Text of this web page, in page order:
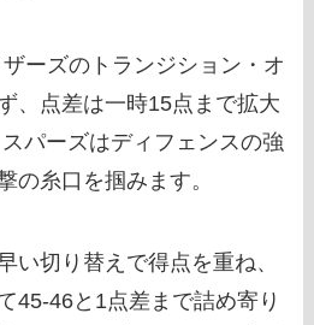
ーズのトランジション・オ
、点差は一時15点まで拡大
パーズはディフェンスの強
の糸口を掴みます。
い切り替えで得点を重ね、
45-46と1点差まで詰め寄り